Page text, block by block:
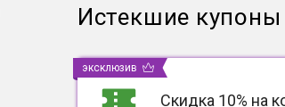
Истекшие купоны
Скидка 10% на
эксклюзив